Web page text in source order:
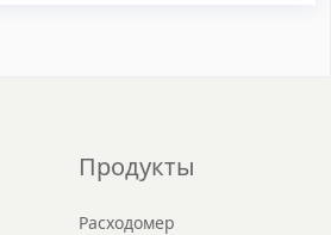
Продукты
Расходомер